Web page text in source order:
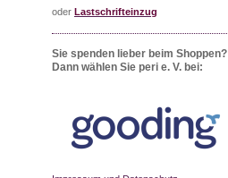
oder Lastschrifteinzug
Sie spenden lieber beim Shoppen?
Dann wählen Sie peri e. V. bei: